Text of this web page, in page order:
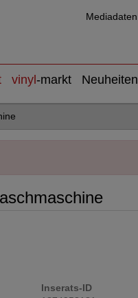
Mediadaten
vinyl -markt Neuheiten
Inserats-ID